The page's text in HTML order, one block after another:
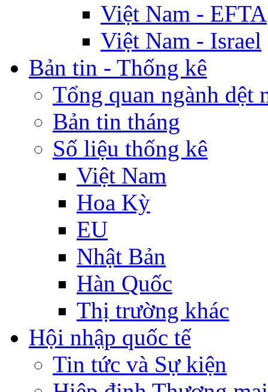
Việt Nam - EFTA
Việt Nam - Israel
Bản tin - Thống kê
Tổng quan ngành dệt
Bản tin tháng
Số liệu thống kê
Việt Nam
Hoa Kỳ
EU
Nhật Bản
Hàn Quốc
Thị trường khác
Hội nhập quốc tế
Tin tức và Sự kiện